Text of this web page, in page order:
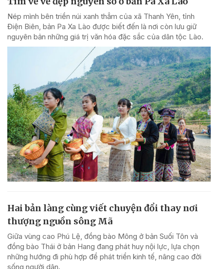
Nép mình bên triền núi xanh thẳm của xã Thanh Yên, tỉnh
Điện Biên, bản Pa Xa Lào được biết đến là nơi còn lưu giữ
nguyên bản những giá trị văn hóa đặc sắc của dân tộc Lào.
Hai bản làng cùng viết chuyện đổi thay nơi
thượng nguồn sông Mã
Giữa vùng cao Phú Lệ, đồng bào Mông ở bản Suối Tôn và
đồng bào Thái ở bản Hang đang phát huy nội lực, lựa chọn
những hướng đi phù hợp để phát triển kinh tế, nâng cao đời
sống người dân.